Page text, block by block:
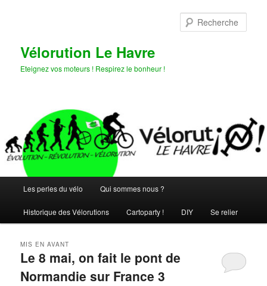
Vélorution Le Havre
Eteignez vos moteurs ! Respirez le bonheur !
principal
Les perles du vélo Qui sommes nous ?
Historique des Vélorutions Cartoparty ! DIY Se relier
Le 8 mai, on fait le pont de
Normandie sur France 3
MIS EN AVANT